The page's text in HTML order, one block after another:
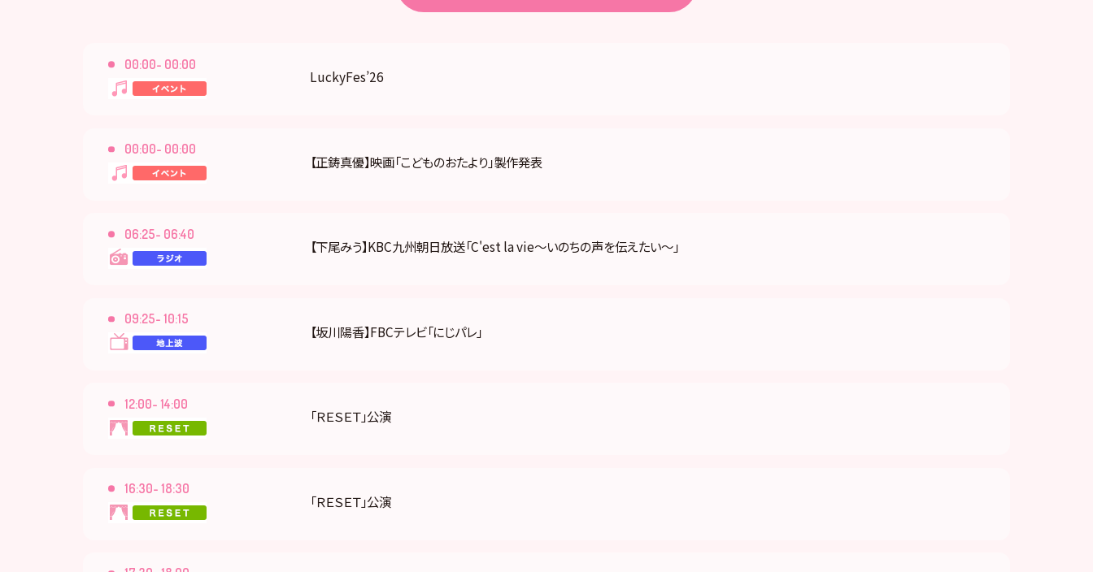
00:00- 00:00
LuckyFes’26
00:00- 00:00
【正鋳真優】映画「こどものおたより」製作発表
06:25- 06:40
【下尾みう】KBC九州朝日放送「C'est la vie〜いのちの声を伝えたい〜」
09:25- 10:15
【坂川陽香】FBCテレビ「にじパレ」
12:00- 14:00
「ＲＥＳＥＴ」公演
16:30- 18:30
「ＲＥＳＥＴ」公演